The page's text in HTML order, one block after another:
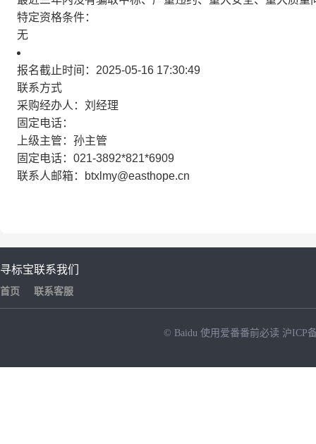
特定资格条件：
无
报名截止时间：2025-05-16 17:30:49
联系方式
采购经办人：刘经理
固定电话：
上级主管：孙主管
固定电话：021-3892*821*6909
联系人邮箱：btxlmy@easthope.cn
寻标宝
首页
联系我们
联系客服
© Baidu 使用爱番番前必读 沪ICP